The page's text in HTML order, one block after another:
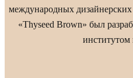
международных
«Thyseed Brown» был
институтом